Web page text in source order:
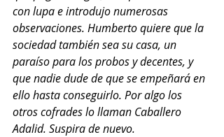
con lupa e introdujo numerosas
observaciones. Humberto quiere que la
sociedad también sea su casa, un
paraíso para los probos y decentes, y
que nadie dude de que se empeñará en
ello hasta conseguirlo. Por algo los
otros cofrades lo llaman Caballero
Adalid. Suspira de nuevo.